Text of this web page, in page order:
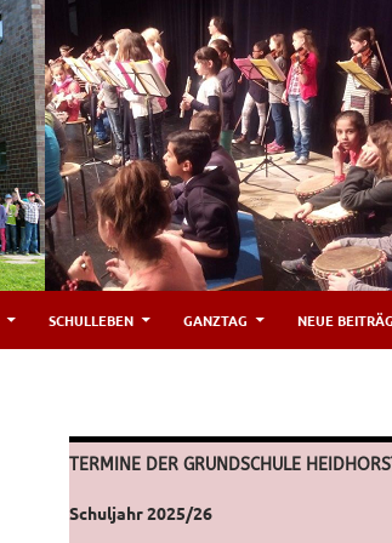
SCHULLEBEN GANZTAG NEUE
TERMINE DER GRUNDSCHULE
Schuljahr 2025/26